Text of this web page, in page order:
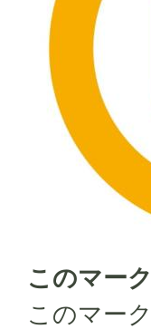
このマー
このマー